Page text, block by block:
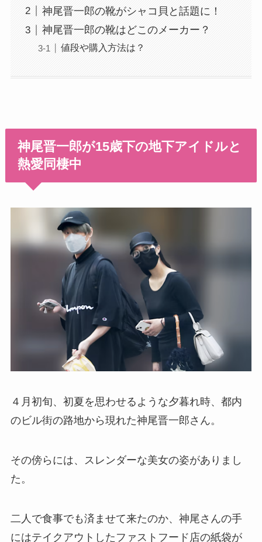
神尾晋一郎の靴がシャコ貝と話題に！
神尾晋一郎の靴はどこのメーカー？
値段や購入方法は？
神尾晋一郎が15歳下の地下アイドルと
熱愛同棲中
４月初旬、初夏を思わせるような夕暮れ時、都内
のビル街の路地から現れた神尾晋一郎さん。
その傍らには、スレンダーな美女の姿がありまし
た。
二人で食事でも済ませて来たのか、神尾さんの手
にはテイクアウトしたファストフード店の紙袋が